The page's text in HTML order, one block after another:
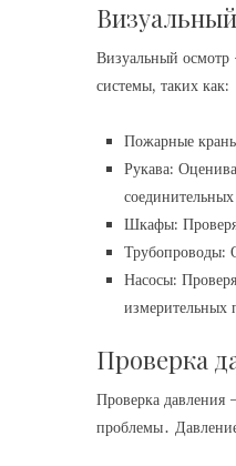
Визуальный осмотр
системы, таких как:
Пожарные
Рукава:
Шкафы:
Трубопроводы:
Насосы:
измерительных
Проверка
Проверка давления
проблемы․